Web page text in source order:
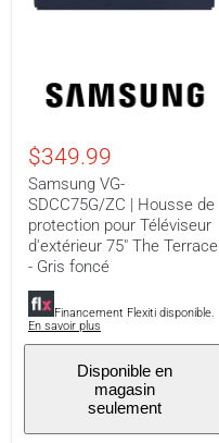
VG-
SDCC75G/ZC
de
protection
pour
Téléviseur
d'extérieur
75"
The
Terrace
Gris
foncé
$349.99
Samsung VG-
SDCC75G/ZC | Housse de
protection pour Téléviseur
d'extérieur 75" The Terrace
- Gris foncé
Financement Flexiti disponible.
En savoir plus
Disponible en
magasin
seulement